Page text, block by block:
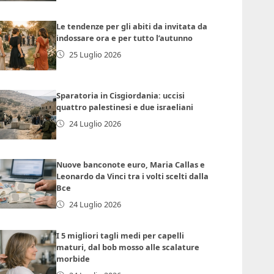
Le tendenze per gli abiti da invitata da
indossare ora e per tutto l’autunno
25 Luglio 2026
Sparatoria in Cisgiordania: uccisi
quattro palestinesi e due israeliani
24 Luglio 2026
Nuove banconote euro, Maria Callas e
Leonardo da Vinci tra i volti scelti dalla
Bce
24 Luglio 2026
I 5 migliori tagli medi per capelli
maturi, dal bob mosso alle scalature
morbide